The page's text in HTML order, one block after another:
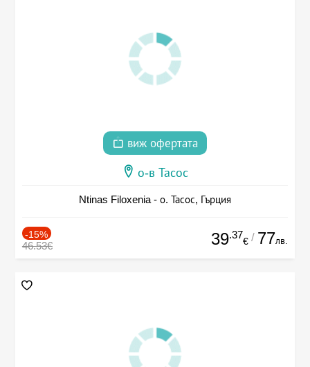
виж офертата
о-в Тасос
Ntinas Filoxenia - о. Тасос, Гърция
-15%
46.53€ 39.37
€ / 77лв.